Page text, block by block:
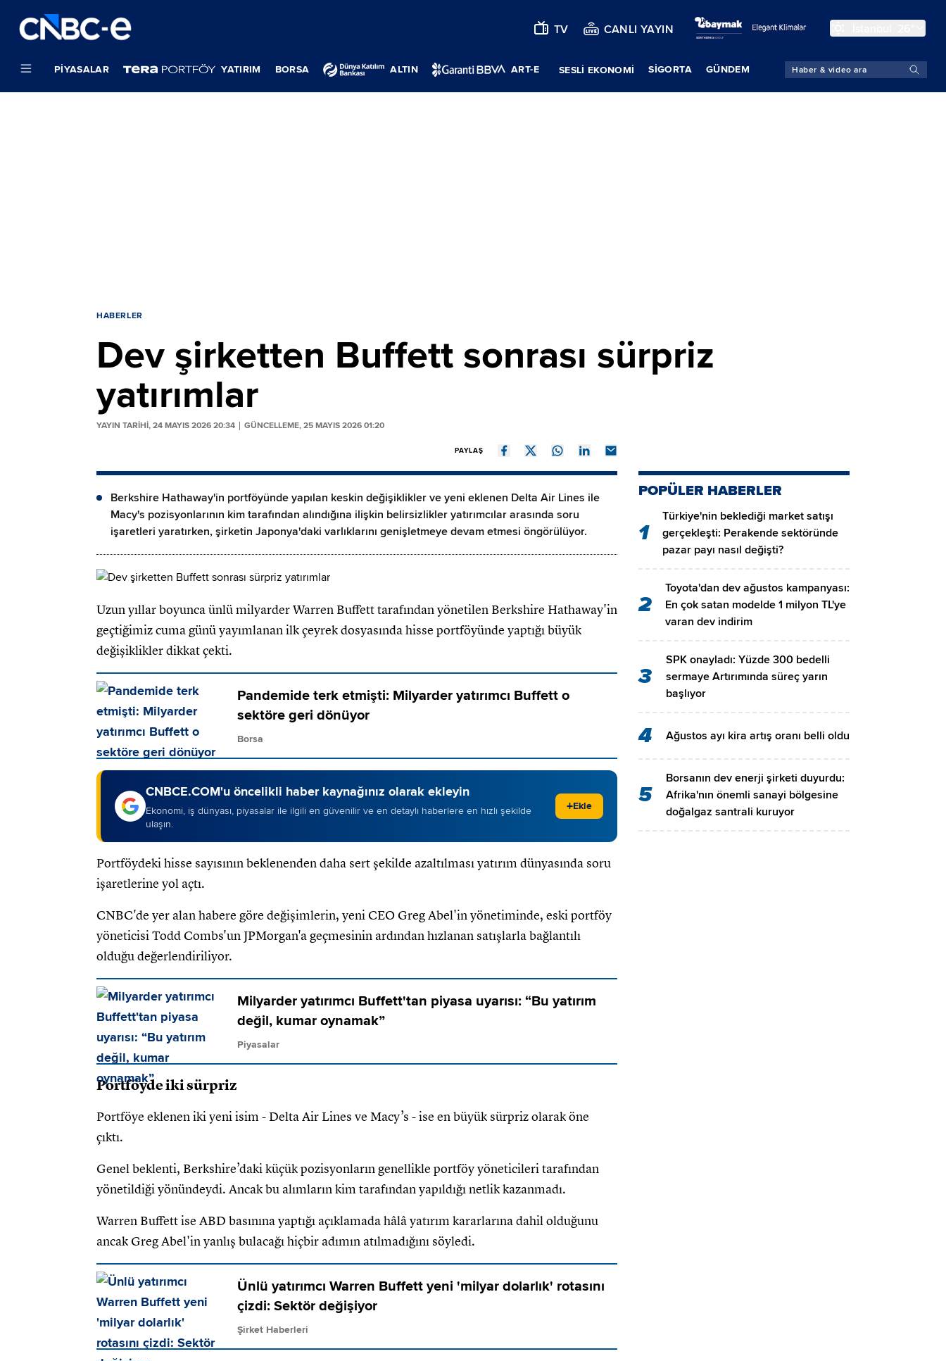
TV CANLI YAYIN
PIYASALAR YATIRIM BORSA ALTIN ART-E SESLİ EKONOMİ SIGORTA GÜNDEM
HABERLER
Dev şirketten Buffett sonrası sürpriz
yatırımlar
YAYIN TARİHİ, 24 MAYIS 2026 20:34 GÜNCELLEME, 25 MAYIS 2026 01:20
PAYLAŞ
Berkshire Hathaway'in portföyünde yapılan keskin değişiklikler ve yeni eklenen Delta Air Lines ile
Macy's pozisyonlarının kim tarafından alındığına ilişkin belirsizlikler yatırımcılar arasında soru
işaretleri yaratırken, şirketin Japonya'daki varlıklarını genişletmeye devam etmesi öngörülüyor.
Uzun yıllar boyunca ünlü milyarder Warren Buffett tarafından yönetilen Berkshire Hathaway'in
geçtiğimiz cuma günü yayımlanan ilk çeyrek dosyasında hisse portföyünde yaptığı büyük
değişiklikler dikkat çekti.
Pandemide terk etmişti: Milyarder yatırımcı Buffett o
sektöre geri dönüyor
Borsa
CNBCE.COM'u öncelikli haber kaynağınız olarak ekleyin
Ekonomi, iş dünyası, piyasalar ile ilgili en güvenilir ve en detaylı haberlere en hızlı şekilde
ulaşın.
+Ekle
Portföydeki hisse sayısının beklenenden daha sert şekilde azaltılması yatırım dünyasında soru
işaretlerine yol açtı.
CNBC'de yer alan habere göre değişimlerin, yeni CEO Greg Abel'in yönetiminde, eski portföy
yöneticisi Todd Combs'un JPMorgan'a geçmesinin ardından hızlanan satışlarla bağlantılı
olduğu değerlendiriliyor.
Milyarder yatırımcı Buffett'tan piyasa uyarısı: “Bu yatırım
değil, kumar oynamak”
Piyasalar
Portföyde iki sürpriz
Portföye eklenen iki yeni isim - Delta Air Lines ve Macy’s - ise en büyük sürpriz olarak öne
çıktı.
Genel beklenti, Berkshire’daki küçük pozisyonların genellikle portföy yöneticileri tarafından
yönetildiği yönündeydi. Ancak bu alımların kim tarafından yapıldığı netlik kazanmadı.
Warren Buffett ise ABD basınına yaptığı açıklamada hâlâ yatırım kararlarına dahil olduğunu
ancak Greg Abel'in yanlış bulacağı hiçbir adımın atılmadığını söyledi.
Ünlü yatırımcı Warren Buffett yeni 'milyar dolarlık' rotasını
çizdi: Sektör değişiyor
Şirket Haberleri
POPÜLER HABERLER
1
Türkiye'nin beklediği market satışı
gerçekleşti: Perakende sektöründe
pazar payı nasıl değişti?
2
Toyota'dan dev ağustos kampanyası:
En çok satan modelde 1 milyon TL'ye
varan dev indirim
3
SPK onayladı: Yüzde 300 bedelli
sermaye Artırımında süreç yarın
başlıyor
4 Ağustos ayı kira artış oranı belli oldu
5
Borsanın dev enerji şirketi duyurdu:
Afrika'nın önemli sanayi bölgesine
doğalgaz santrali kuruyor